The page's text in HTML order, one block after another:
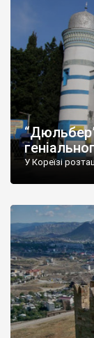
У Кореїзі